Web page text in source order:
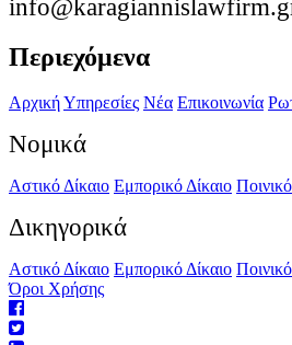
Περιεχόμενα
ΑρχικήΥπηρεσίες Νέα Επικοινωνία
Νομικά
Αστικό Δίκαιο Εμπορικό Δίκαιο
Δικηγορικά
Αστικό Δίκαιο Εμπορικό Δίκαιο
Όροι Χρήσης